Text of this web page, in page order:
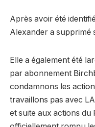
Après avoir été
Alexander a supprimé
Elle a également été
par abonnement
condamnons les
travaillons pas avec
et suite aux actions